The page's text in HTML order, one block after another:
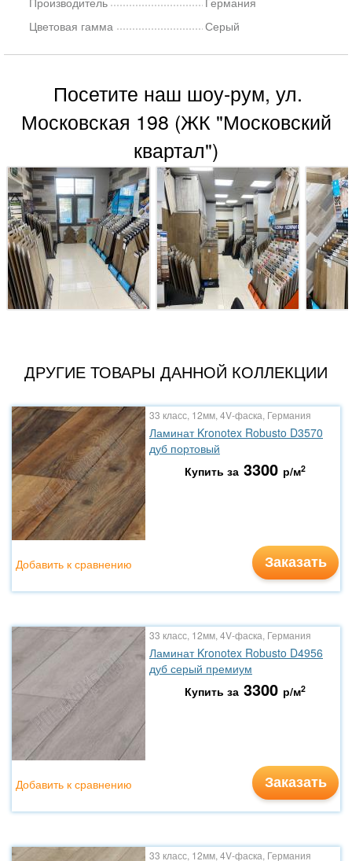
Цветовая гамма
Серый
Посетите наш шоу-рум, ул.
Московская 198 (ЖК "Московский
квартал")
ДРУГИЕ ТОВАРЫ ДАННОЙ КОЛЛЕКЦИИ
33 класс, 12мм, 4V-фаска, Германия
Ламинат Kronotex Robusto D3570
дуб портовый
Купить за 3300 р/м2
Заказать
Добавить к сравнению
33 класс, 12мм, 4V-фаска, Германия
Ламинат Kronotex Robusto D4956
дуб серый премиум
Купить за 3300 р/м2
Заказать
Добавить к сравнению
33 класс, 12мм, 4V-фаска, Германия